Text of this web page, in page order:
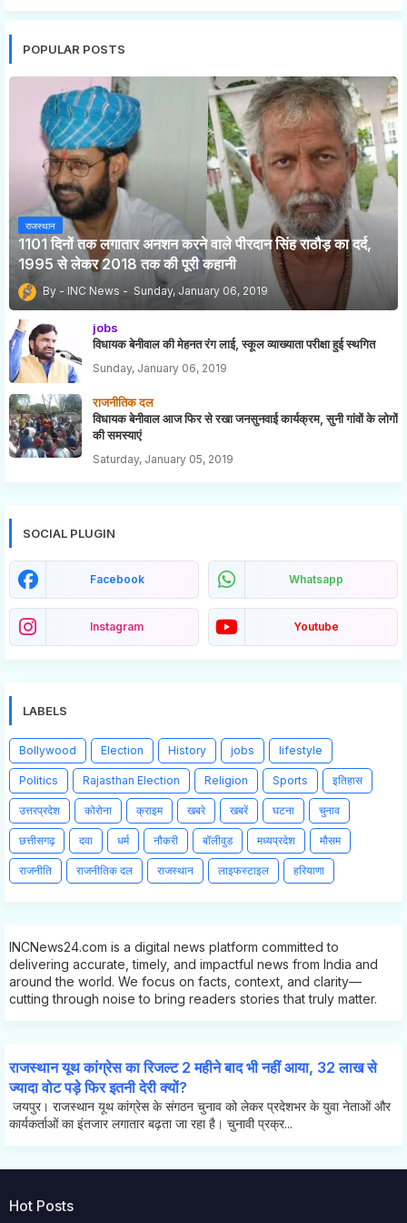
POPULAR POSTS
राजस्थान
1101 दिनों तक लगातार अनशन करने वाले पीरदान सिंह राठौड़ का दर्द,
1995 से लेकर 2018 तक की पूरी कहानी
INC News Sunday, January 06, 2019
jobs
विधायक बेनीवाल की मेहनत रंग लाई, स्कूल व्याख्याता परीक्षा हुई स्थगित
Sunday, January 06, 2019
राजनीतिक दल
विधायक बेनीवाल आज फिर से रखा जनसुनवाई कार्यक्रम, सुनी गांवों के लोगों
की समस्याएं
Saturday, January 05, 2019
SOCIAL PLUGIN
Facebook Whatsapp
Instagram Youtube
LABELS
Bollywood Election History jobs lifestyle
Politics Rajasthan Election Religion Sports इतिहास
उत्तरप्रदेश कोरोना क्राइम खबरे खबरें घटना चुनाव
छत्तीसगढ़ दवा धर्म नौकरी बॉलीवुड मध्यप्रदेश मौसम
राजनीति राजनीतिक दल राजस्थान लाइफस्टाइल हरियाणा
INCNews24.com is a digital news platform committed to
delivering accurate, timely, and impactful news from India and
around the world. We focus on facts, context, and clarity—
cutting through noise to bring readers stories that truly matter.
राजस्थान यूथ कांग्रेस का रिजल्ट 2 महीने बाद भी नहीं आया, 32 लाख से
ज्यादा वोट पड़े फिर इतनी देरी क्यों?
जयपुर। राजस्थान यूथ कांग्रेस के संगठन चुनाव को लेकर प्रदेशभर के युवा नेताओं और
कार्यकर्ताओं का इंतजार लगातार बढ़ता जा रहा है। चुनावी प्रक्र...
Hot Posts